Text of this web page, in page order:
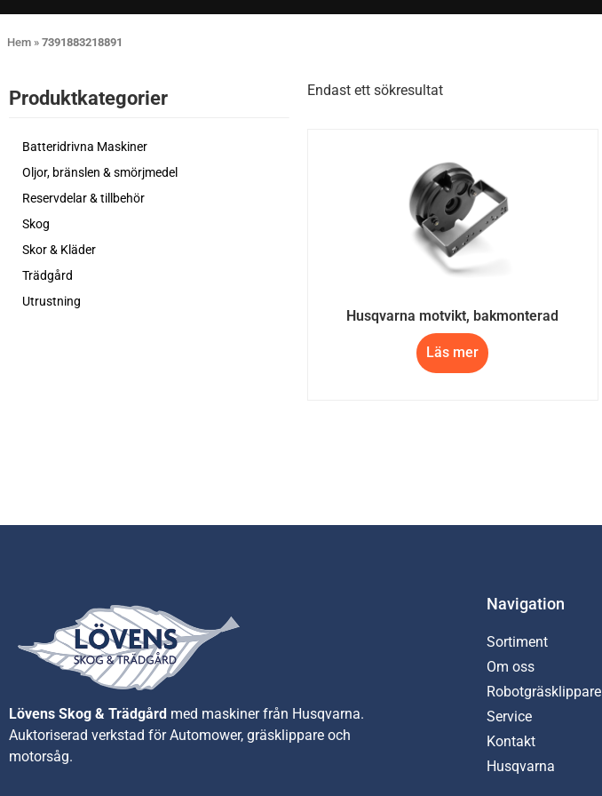
Hem » 7391883218891
Produktkategorier​
Batteridrivna Maskiner
Oljor, bränslen & smörjmedel
Reservdelar & tillbehör
Skog
Skor & Kläder
Trädgård
Utrustning
Endast ett sökresultat
Husqvarna motvikt, bakmonterad
Läs mer
Lövens Skog & Trädgård med maskiner från Husqvarna.
Auktoriserad verkstad för Automower, gräsklippare och
motorsåg.
Navigation
Sortiment
Om oss
Robotgräsklippare
Service
Kontakt
Husqvarna